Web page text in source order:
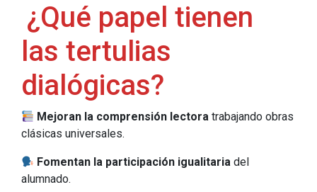
¿Qué papel tienen
las tertulias
dialógicas?
Mejoran la comprensión lectora trabajando obras
clásicas universales.
Fomentan la participación igualitaria del
alumnado.